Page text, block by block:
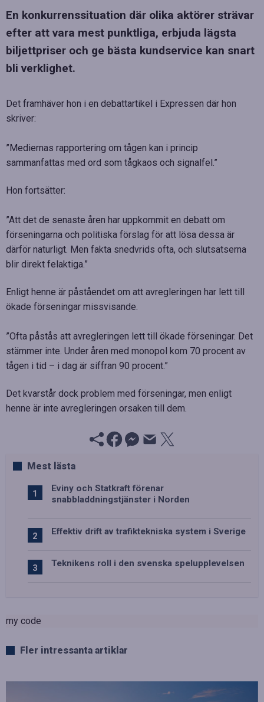
En konkurrenssituation där olika aktörer strävar
efter att vara mest punktliga, erbjuda lägsta
biljettpriser och ge bästa kundservice kan snart
bli verklighet.
Det framhäver hon i en debattartikel i Expressen där hon
skriver:
”Mediernas rapportering om tågen kan i princip
sammanfattas med ord som tågkaos och signalfel.”
Hon fortsätter:
”Att det de senaste åren har uppkommit en debatt om
förseningarna och politiska förslag för att lösa dessa är
därför naturligt. Men fakta snedvrids ofta, och slutsatserna
blir direkt felaktiga.”
Enligt henne är påståendet om att avregleringen har lett till
ökade förseningar missvisande.
”Ofta påstås att avregleringen lett till ökade förseningar. Det
stämmer inte. Under åren med monopol kom 70 procent av
tågen i tid – i dag är siffran 90 procent.”
Det kvarstår dock problem med förseningar, men enligt
henne är inte avregleringen orsaken till dem.
Mest lästa
Eviny och Statkraft förenar
snabbladdningstjänster i Norden
Effektiv drift av trafiktekniska system i Sverige
Teknikens roll i den svenska spelupplevelsen
my code
Fler intressanta artiklar